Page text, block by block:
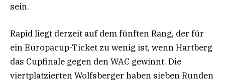
sein.
Rapid liegt derzeit auf dem fünften Rang, der für
ein Europacup-Ticket zu wenig ist, wenn Hartberg
das Cupfinale gegen den WAC gewinnt. Die
viertplatzierten Wolfsberger haben sieben Runden